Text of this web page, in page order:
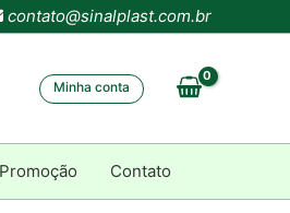
contato@sinalplast.com.br
Minha conta
Promoção Contato